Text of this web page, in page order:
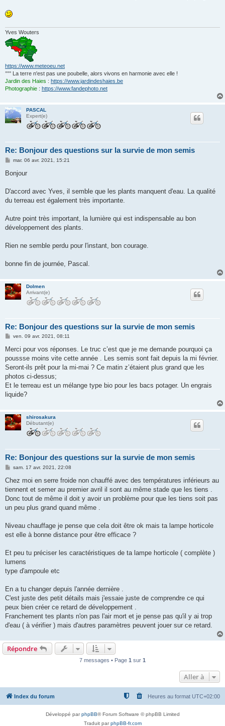
Yves Wouters
https://www.meteoeu.net
°°° La terre n'est pas une poubelle, alors vivons en harmonie avec elle !
Jardin des Haies : https://www.jardindeshaies.be
Photographie : https://www.fandephoto.net
PASCAL
Expert(e)
Re: Bonjour des questions sur la survie de mon semis
M
s
g
mar. 06 avr. 2021, 15:21
Bonjour
D'accord avec Yves, il semble que les plants manquent d'eau. La qualité
du terreau est également très importante.
Autre point très important, la lumière qui est indispensable au bon
développement des plants.
Rien ne semble perdu pour l'instant, bon courage.
bonne fin de journée, Pascal.
Dolmen
Arrivant(e)
Re: Bonjour des questions sur la survie de mon semis
M
s
a
g
ven. 09 avr. 2021, 08:11
Merci pour vos réponses. Le truc c’est que je me demande pourquoi ça
poussse moins vite cette année . Les semis sont fait depuis la mi février.
Seront-ils prêt pour la mi-mai ? Ce matin z’étaient plus grand que les
photos ci-dessus;
Et le terreau est un mélange type bio pour les bacs potager. Un engrais
liquide?
shirosakura
Débutant(e)
Re: Bonjour des questions sur la survie de mon semis
M
s
a
g
sam. 17 avr. 2021, 22:08
Chez moi en serre froide non chauffé avec des températures inférieurs au
tiennent et semer au premier avril il sont au même stade que les tiens .
Donc tout de même il doit y avoir un problème pour que les tiens soit pas
un peu plus grand quand même .
Niveau chauffage je pense que cela doit être ok mais ta lampe horticole
est elle à bonne distance pour être efficace ?
Et peu tu préciser les caractéristiques de ta lampe horticole ( complète )
lumens
type d'ampoule etc
En a tu changer depuis l'année dernière .
C'est juste des petit détails mais j'essaie juste de comprendre ce qui
peux bien créer ce retard de développement .
Franchement tes plants n'on pas l'air mort et je pense pas qu'il y ai trop
d'eau ( à vérifier ) mais d'autres paramètres peuvent jouer sur ce retard.
Répondre
7 messages • Page 1 sur 1
Aller à
Index du forum Heures au format UTC+02:00
Développé parphpBB® Forum Software © phpBB Limited
Traduit parphpBB-fr.com